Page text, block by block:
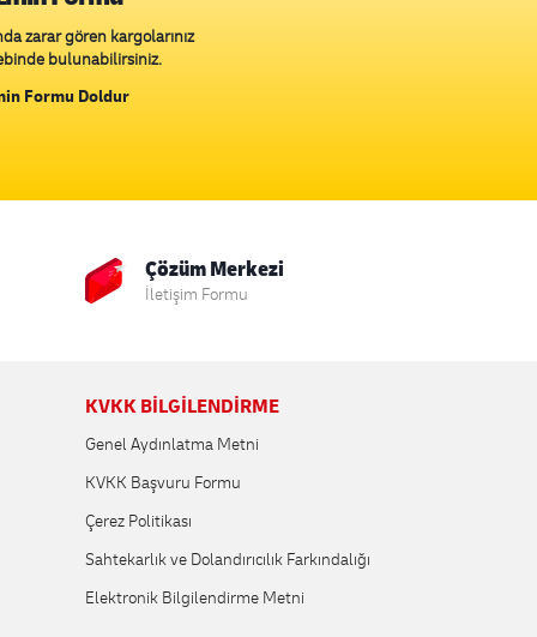
zarar gören kargolarınız
bulunabilirsiniz.
Formu Doldur
Çözüm Merkezi
İletişim Formu
KVKK BİLGİLENDİRME
Genel Aydınlatma Metni
KVKK Başvuru Formu
Çerez Politikası
Sahtekarlık ve Dolandırıcılık Farkındalığı
Elektronik Bilgilendirme Metni